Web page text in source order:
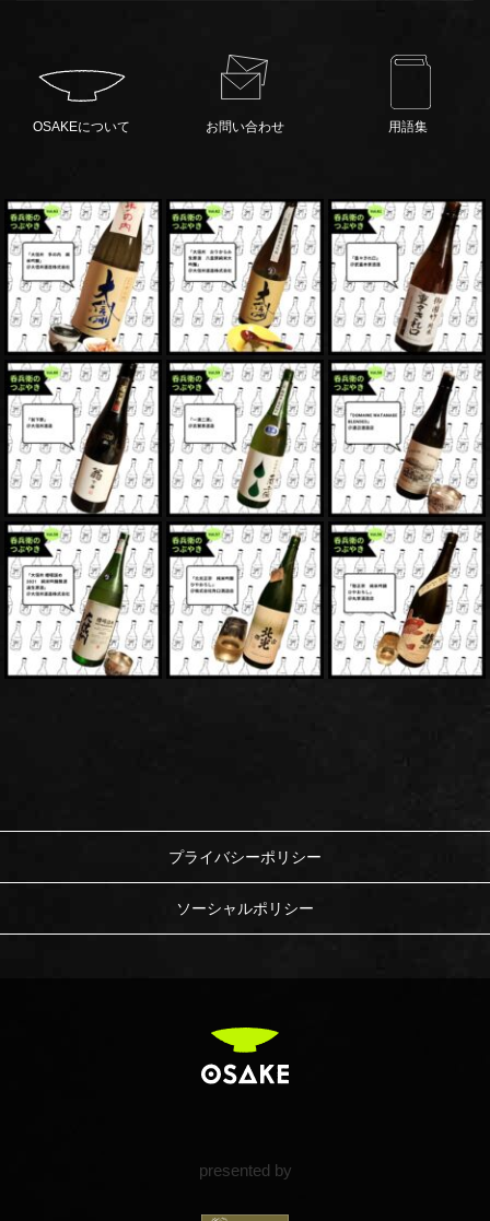
OSAKEについて お問い合わせ 用語集
プライバシーポリシー
ソーシャルポリシー
presented by